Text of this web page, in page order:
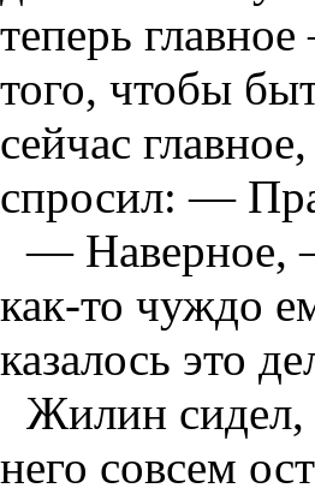
теперь
того, чтобы
сейчас
спросил: —
— Наверное,
как-то чуждо
казалось это
Жилин сидел,
него совсем